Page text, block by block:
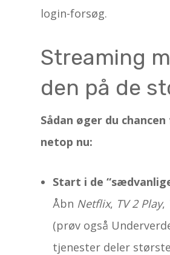
login-forsøg.
Streaming
den på de
Sådan øger du
netop nu:
Start i de
Åbn Netflix, TV 2 Play,
(prøv også
tjenester deler